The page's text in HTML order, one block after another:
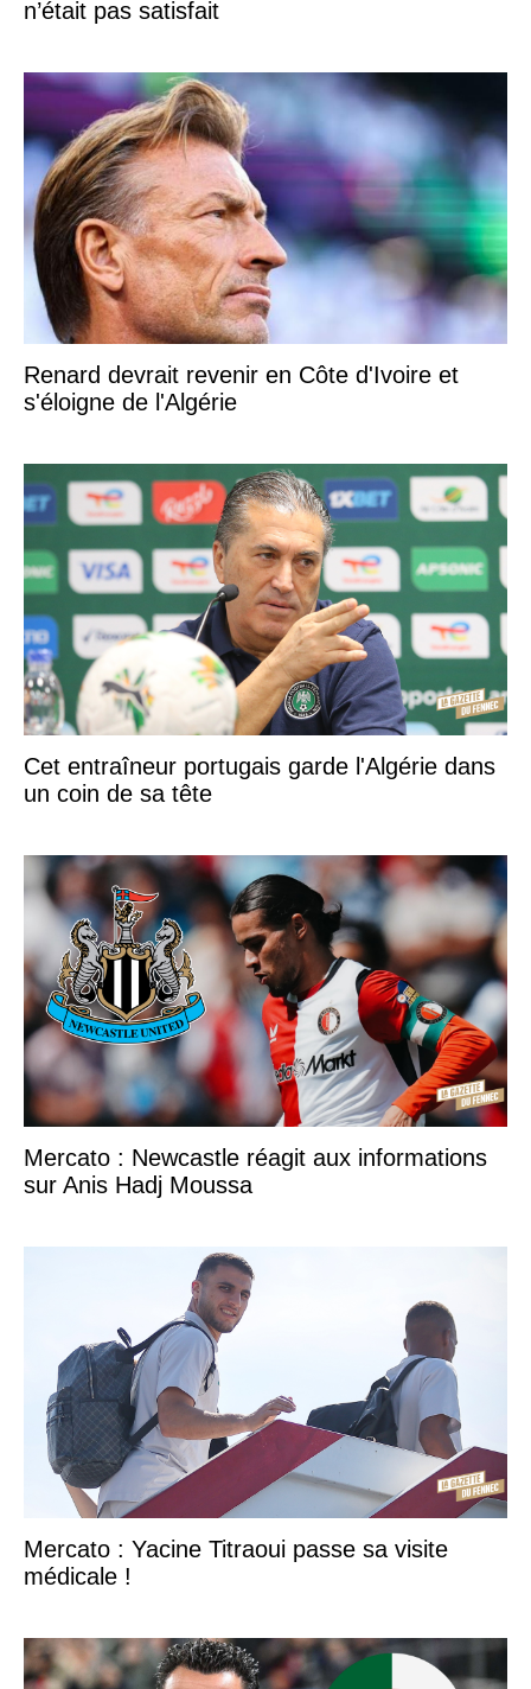
n’était pas satisfait
Renard devrait revenir en Côte d'Ivoire et
s'éloigne de l'Algérie
Cet entraîneur portugais garde l'Algérie dans
un coin de sa tête
Mercato : Newcastle réagit aux informations
sur Anis Hadj Moussa
Mercato : Yacine Titraoui passe sa visite
médicale !